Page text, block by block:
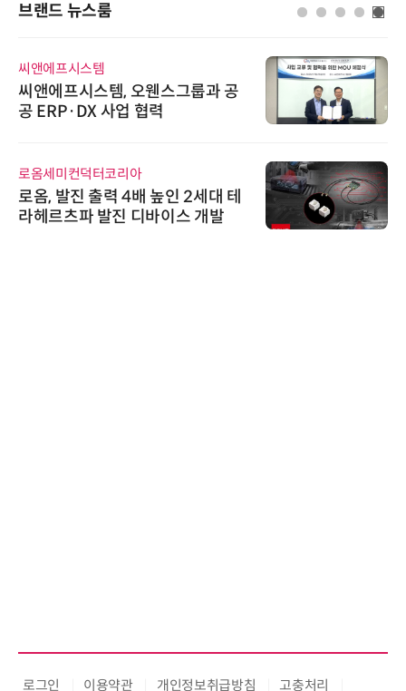
브랜드 뉴스룸
씨앤에프시스템
씨앤에프시스템, 오웬스그룹과 공
공 ERP·DX 사업 협력
로옴세미컨덕터코리아
로옴, 발진 출력 4배 높인 2세대 테
라헤르츠파 발진 디바이스 개발
로그인 이용약관 개인정보취급방침 고충처리